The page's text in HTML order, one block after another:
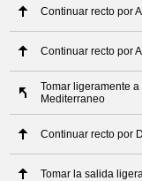
Continuar recto por
Continuar recto por
Tomar ligeramente
Mediterraneo
Continuar recto por
Tomar la salida